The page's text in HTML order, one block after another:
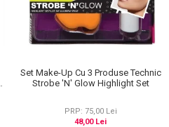
Set Make-Up Cu 3 Produse Technic
Strobe 'N' Glow Highlight Set
PRP: 75,00 Lei
48,00 Lei